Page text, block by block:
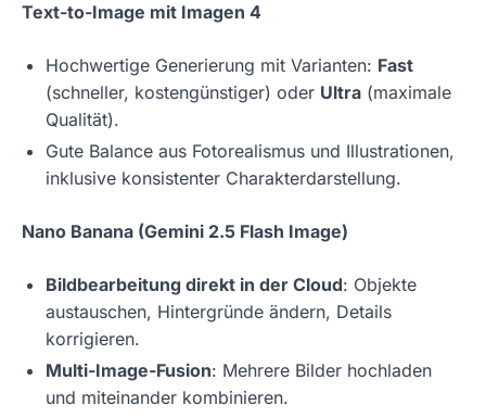
Text-to-Image mit Imagen 4
Hochwertige Generierung mit Varianten: Fast
(schneller, kostengünstiger) oder Ultra (maximale
Qualität).
Gute Balance aus Fotorealismus und Illustrationen,
inklusive konsistenter Charakterdarstellung.
Nano Banana (Gemini 2.5 Flash Image)
Bildbearbeitung direkt in der Cloud: Objekte
austauschen, Hintergründe ändern, Details
korrigieren.
Multi-Image-Fusion: Mehrere Bilder hochladen
und miteinander kombinieren.